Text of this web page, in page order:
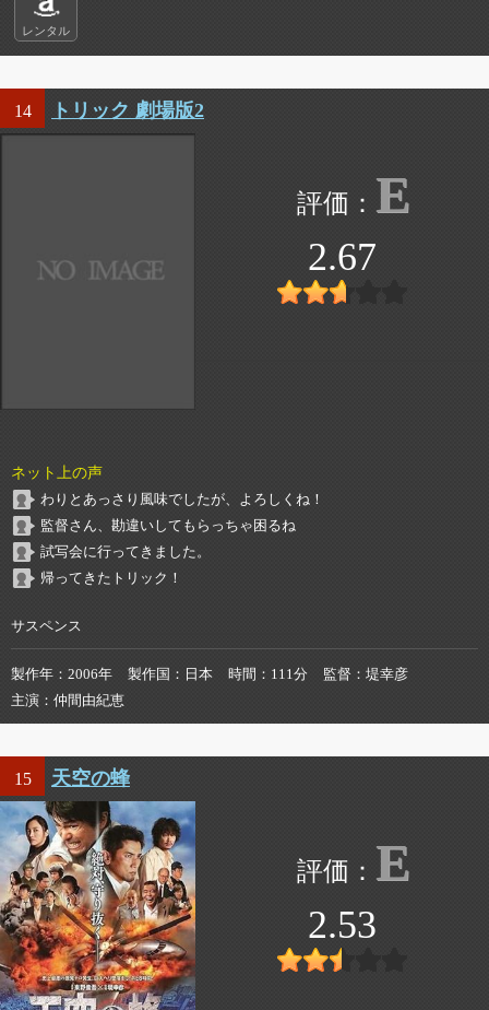
レンタル
14 トリック 劇場版2
E
2.67
ネット上の声
わりとあっさり風味でしたが、よろしくね！
監督さん、勘違いしてもらっちゃ困るね
試写会に行ってきました。
帰ってきたトリック！
サスペンス
製作年 2006年 製作国 日本 時間 111分 監督
堤幸彦
主演
仲間由紀恵
15 天空の蜂
E
2.53